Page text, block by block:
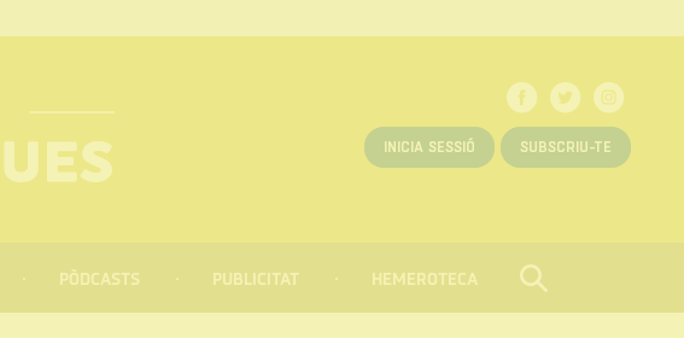
INICIA SESSIÓ SUBSCRIU-TE
PÒDCASTS PUBLICITAT HEMEROTECA CERCAR